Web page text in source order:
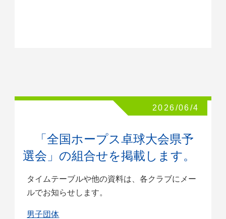
「全国ホープス卓球大会県予
選会」の組合せを掲載します。
2026/06/4
タイムテーブルや他の資料は、各クラブにメー
ルでお知らせします。
男子団体